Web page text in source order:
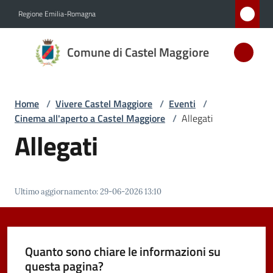
Regione Emilia-Romagna
Comune di Castel Maggiore
Comune
di Castel
D'ARGENTO
AL MERITO
Amministrazione
Novità
Servizi
Home / Vivere Castel Maggiore / Eventi /
Cinema all'aperto a Castel Maggiore / Allegati
Allegati
Ultimo aggiornamento:29-06-2026 13:10
Quanto sono chiare le informazioni su
questa pagina?